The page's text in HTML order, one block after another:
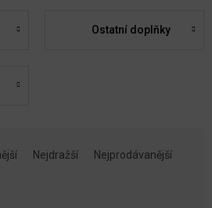
Ostatní doplňky
Nejdražší Nejprodávanější